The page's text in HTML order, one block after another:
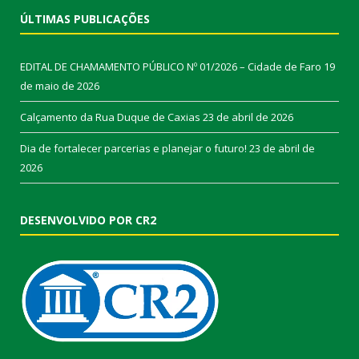
ÚLTIMAS PUBLICAÇÕES
EDITAL DE CHAMAMENTO PÚBLICO Nº 01/2026 – Cidade de Faro 19
de maio de 2026
Calçamento da Rua Duque de Caxias 23 de abril de 2026
Dia de fortalecer parcerias e planejar o futuro! 23 de abril de
2026
DESENVOLVIDO POR CR2